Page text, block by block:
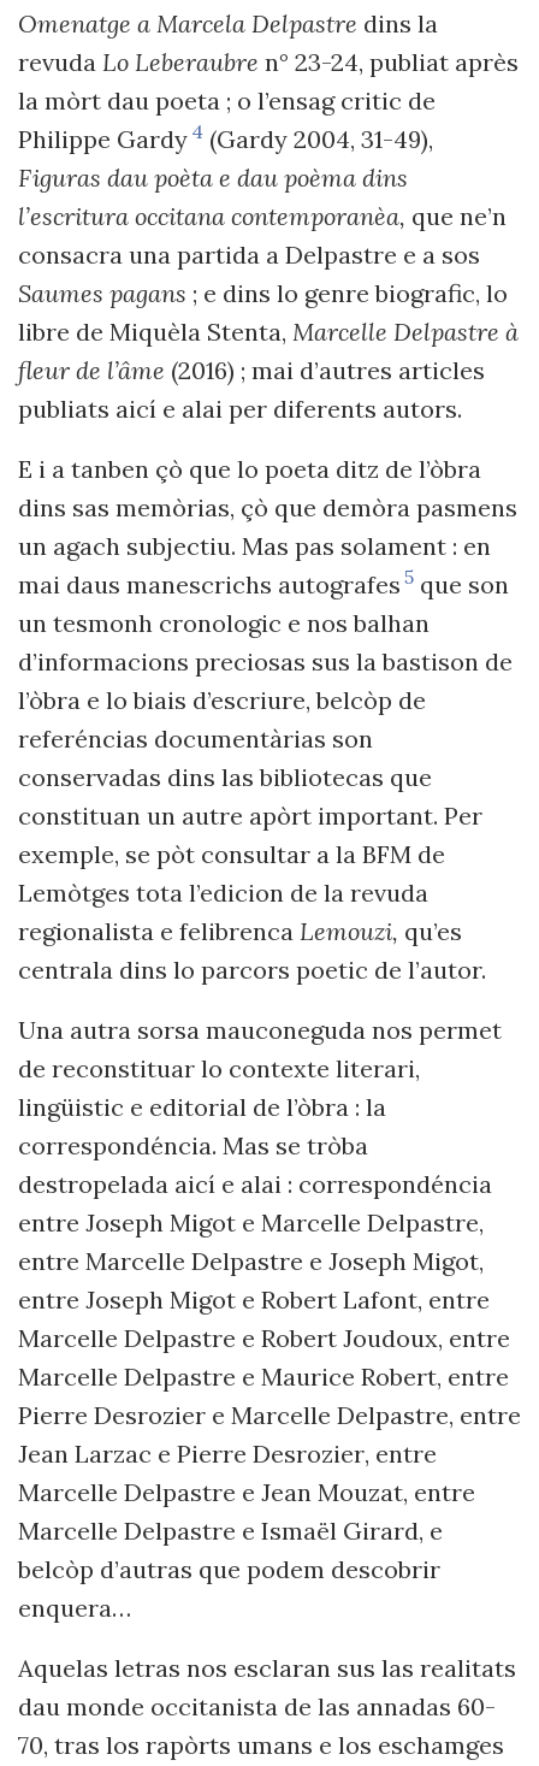
Omenatge a Marcela Delpastre dins la
revuda Lo Leberaubre n° 23-24, publiat après
la mòrt dau poeta ; o l’ensag critic de
Philippe Gardy 4 (Gardy 2004, 31-49),
Figuras dau poèta e dau poèma dins
l’escritura occitana contemporanèa, que ne’n
consacra una partida a Delpastre e a sos
Saumes pagans ; e dins lo genre biografic, lo
libre de Miquèla Stenta, Marcelle Delpastre à
fleur de l’âme (2016) ; mai d’autres articles
publiats aicí e alai per diferents autors.
E i a tanben çò que lo poeta ditz de l’òbra
dins sas memòrias, çò que demòra pasmens
un agach subjectiu. Mas pas solament : en
mai daus manescrichs autografes 5 que son
un tesmonh cronologic e nos balhan
d’informacions preciosas sus la bastison de
l’òbra e lo biais d’escriure, belcòp de
referéncias documentàrias son
conservadas dins las bibliotecas que
constituan un autre apòrt important. Per
exemple, se pòt consultar a la BFM de
Lemòtges tota l’edicion de la revuda
regionalista e felibrenca Lemouzi, qu’es
centrala dins lo parcors poetic de l’autor.
Una autra sorsa mauconeguda nos permet
de reconstituar lo contexte literari,
lingüistic e editorial de l’òbra : la
correspondéncia. Mas se tròba
destropelada aicí e alai : correspondéncia
entre Joseph Migot e Marcelle Delpastre,
entre Marcelle Delpastre e Joseph Migot,
entre Joseph Migot e Robert Lafont, entre
Marcelle Delpastre e Robert Joudoux, entre
Marcelle Delpastre e Maurice Robert, entre
Pierre Desrozier e Marcelle Delpastre, entre
Jean Larzac e Pierre Desrozier, entre
Marcelle Delpastre e Jean Mouzat, entre
Marcelle Delpastre e Ismaël Girard, e
belcòp d’autras que podem descobrir
enquera…
Aquelas letras nos esclaran sus las realitats
dau monde occitanista de las annadas 60-
70, tras los rapòrts umans e los eschamges